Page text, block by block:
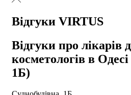
Відгуки VIRTUS
Відгуки про лікарів
косметологів в
1Б)